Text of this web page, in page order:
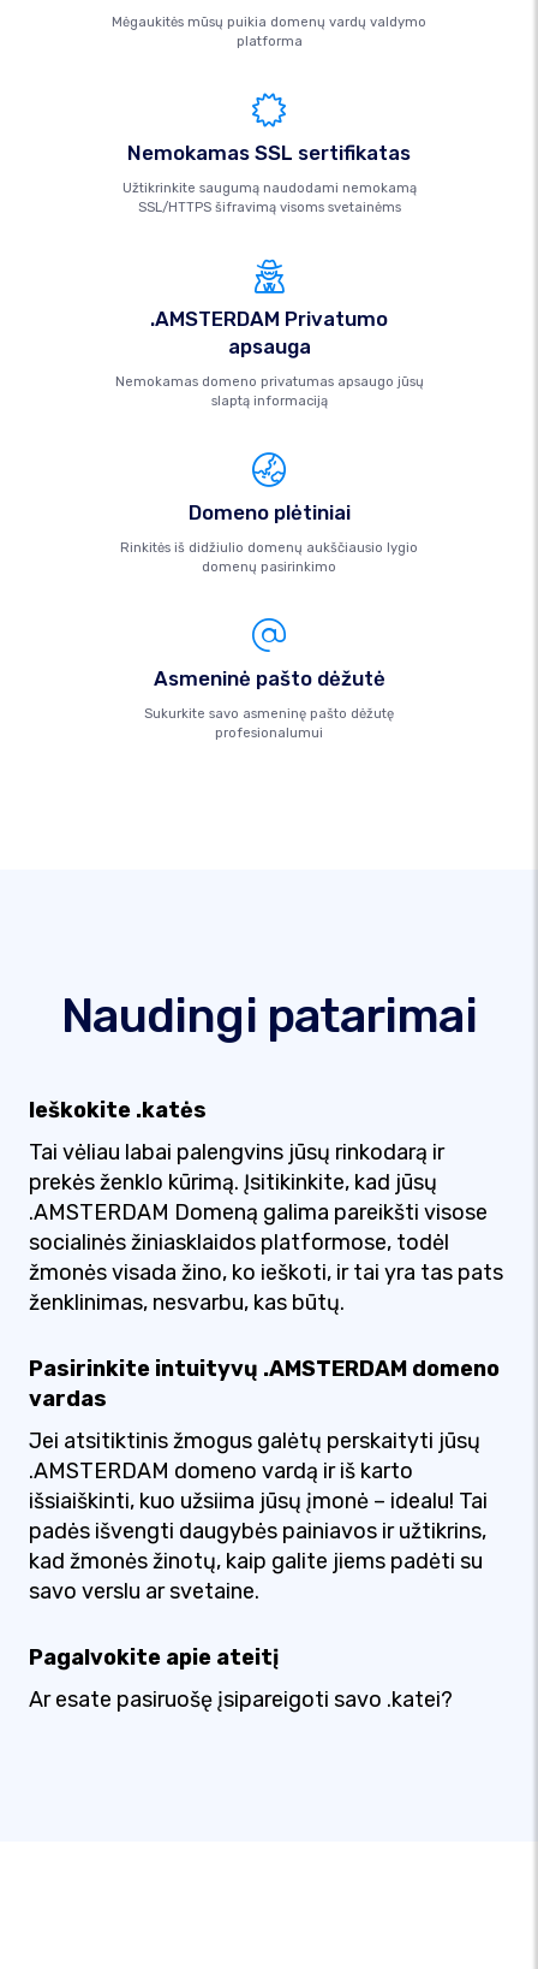
Mėgaukitės mūsų puikia domenų vardų valdymo
platforma
Nemokamas SSL sertifikatas
Užtikrinkite saugumą naudodami nemokamą
SSL/HTTPS šifravimą visoms svetainėms
.AMSTERDAM Privatumo
apsauga
Nemokamas domeno privatumas apsaugo jūsų
slaptą informaciją
Domeno plėtiniai
Rinkitės iš didžiulio domenų aukščiausio lygio
domenų pasirinkimo
Asmeninė pašto dėžutė
Sukurkite savo asmeninę pašto dėžutę
profesionalumui
Naudingi patarimai
Ieškokite .katės
Tai vėliau labai palengvins jūsų rinkodarą ir
prekės ženklo kūrimą. Įsitikinkite, kad jūsų
.AMSTERDAM Domeną galima pareikšti visose
socialinės žiniasklaidos platformose, todėl
žmonės visada žino, ko ieškoti, ir tai yra tas pats
ženklinimas, nesvarbu, kas būtų.
Pasirinkite intuityvų .AMSTERDAM domeno
vardas
Jei atsitiktinis žmogus galėtų perskaityti jūsų
.AMSTERDAM domeno vardą ir iš karto
išsiaiškinti, kuo užsiima jūsų įmonė – idealu! Tai
padės išvengti daugybės painiavos ir užtikrins,
kad žmonės žinotų, kaip galite jiems padėti su
savo verslu ar svetaine.
Pagalvokite apie ateitį
Ar esate pasiruošę įsipareigoti savo .katei?